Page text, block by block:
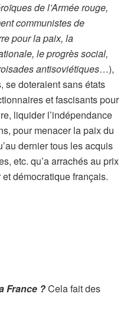
de l’Armée rouge,
communistes de
pour la paix, la
le progrès social,
antisoviétiques…),
se doteraient sans états
et fascisants pour
liquider l’indépendance
pour menacer la paix du
dernier tous les acquis
etc. qu’a arrachés au prix
démocratique français.
France ?Cela fait des